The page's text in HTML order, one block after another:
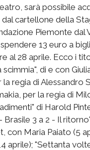
sarà possibile
cartellone della
Piemonte dal
13 euro a
al 28 aprile. Ecco i
di e con
regia di Alessandro
per la regia di
di Harold
Brasile 3 a 2 - Il
con Maria Paiato (5
aprile); "Settanta